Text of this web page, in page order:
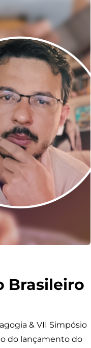
Brasileiro
& VII Simpósio
do lançamento do